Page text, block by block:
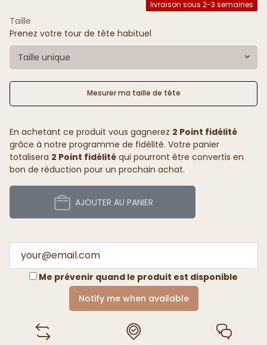
livraison sous 2-3 semaines
Taille
Prenez votre tour de tête habituel
Taille unique
Mesurer ma taille de tête
En achetant ce produit vous gagnerez 2 Point fidélité
grâce à notre programme de fidélité. Votre panier
totalisera 2 Point fidélité qui pourront être convertis en
bon de réduction pour un prochain achat.
AJOUTER AU PANIER
Me prévenir quand le produit est disponible
Notify me when available